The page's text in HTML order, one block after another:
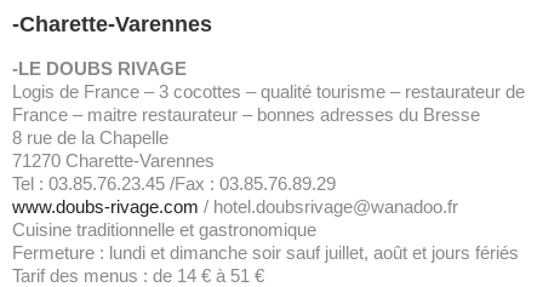
-Charette-Varennes
-LE DOUBS RIVAGE
Logis de France – 3 cocottes – qualité tourisme – restaurateur de
France – maitre restaurateur – bonnes adresses du Bresse
8 rue de la Chapelle
71270 Charette-Varennes
Tel : 03.85.76.23.45 /Fax : 03.85.76.89.29
www.doubs-rivage.com / hotel.doubsrivage@wanadoo.fr
Cuisine traditionnelle et gastronomique
Fermeture : lundi et dimanche soir sauf juillet, août et jours fériés
Tarif des menus : de 14 € à 51 €